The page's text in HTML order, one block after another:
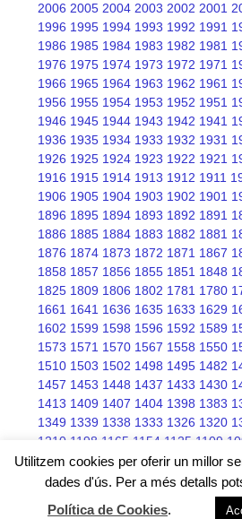
2006 2005 2004 2003 2002 2001
1996 1995 1994 1993 1992 1991
1986 1985 1984 1983 1982 1981
1976 1975 1974 1973 1972 1971
1966 1965 1964 1963 1962 1961
1956 1955 1954 1953 1952 1951
1946 1945 1944 1943 1942 1941
1936 1935 1934 1933 1932 1931
1926 1925 1924 1923 1922 1921
1916 1915 1914 1913 1912 1911
1906 1905 1904 1903 1902 1901
1896 1895 1894 1893 1892 1891
1886 1885 1884 1883 1882 1881
1876 1874 1873 1872 1871 1867
1858 1857 1856 1855 1851 1848
1825 1809 1806 1802 1781 1780
1661 1641 1636 1635 1633 1629
1602 1599 1598 1596 1592 1589
1573 1571 1570 1567 1558 1550
1510 1503 1502 1498 1495 1482
1457 1453 1448 1437 1433 1430
1413 1409 1407 1404 1398 1383
1349 1339 1338 1333 1326 1320
1210 1198 1165 1154 1125 1109
1076 1075 1068 1066 1045
Utilitzem cookies per oferir un millor
dades d'ús. Per a més detalls
Política de Cookies.